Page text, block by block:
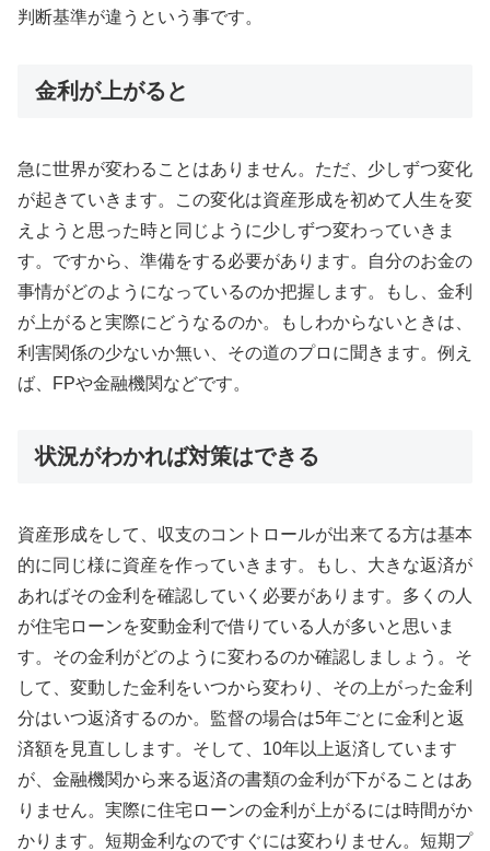
判断基準が違うという事です。
金利が上がると
急に世界が変わることはありません。ただ、少しずつ変化
が起きていきます。この変化は資産形成を初めて人生を変
えようと思った時と同じように少しずつ変わっていきま
す。ですから、準備をする必要があります。自分のお金の
事情がどのようになっているのか把握します。もし、金利
が上がると実際にどうなるのか。もしわからないときは、
利害関係の少ないか無い、その道のプロに聞きます。例え
ば、FPや金融機関などです。
状況がわかれば対策はできる
資産形成をして、収支のコントロールが出来てる方は基本
的に同じ様に資産を作っていきます。もし、大きな返済が
あればその金利を確認していく必要があります。多くの人
が住宅ローンを変動金利で借りている人が多いと思いま
す。その金利がどのように変わるのか確認しましょう。そ
して、変動した金利をいつから変わり、その上がった金利
分はいつ返済するのか。監督の場合は5年ごとに金利と返
済額を見直しします。そして、10年以上返済しています
が、金融機関から来る返済の書類の金利が下がることはあ
りません。実際に住宅ローンの金利が上がるには時間がか
かります。短期金利なのですぐには変わりません。短期プ